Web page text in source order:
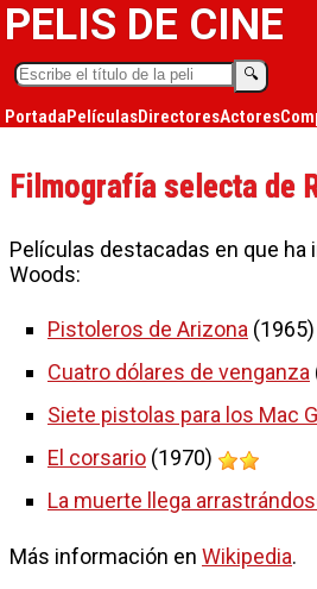
PELIS DE CINE
🔍︎
PortadaPelículasDirectoresActores
Filmografía selecta de
Películas destacadas en que ha
Woods:
Pistoleros de Arizona (1965)
Cuatro dólares de venganza
Siete pistolas para los Mac
El corsario (1970)
La muerte llega
Más información en Wikipedia.